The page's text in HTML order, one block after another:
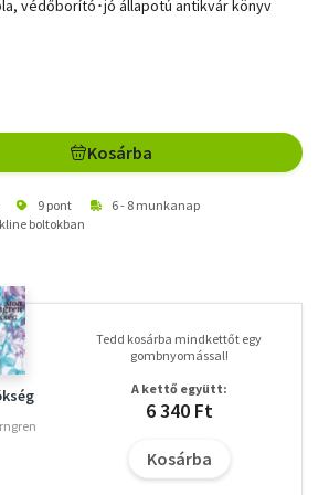
védőborító･jó állapotú antikvár könyv
Kosárba
9 pont
6 - 8 munkanap
boltokban
Tedd kosárba mindkettőt egy
gombnyomással!
A kettő együtt:
6 340 Ft
Kosárba